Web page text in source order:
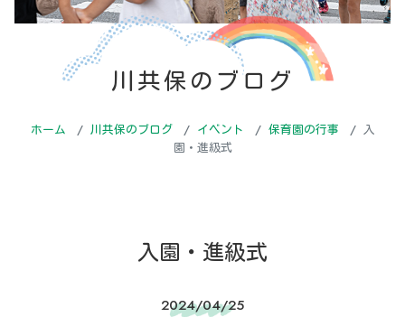
川共保のブログ
ホーム 川共保のブログ イベント 保育園の行事
入
園・進級式
入園・進級式
2024/04/25